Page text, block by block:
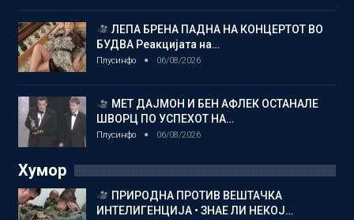
ЛЕПА БРЕНА ПАДНА НА КОНЦЕРТОТ ВО
БУДВА Реакцијата на…
Плусинфо 06/08/2026
МЕТ ДАЈМОН И БЕН АФЛЕК ОСТАНАЛЕ
ШВОРЦ ПО УСПЕХОТ НА…
Плусинфо 06/08/2026
Хумор
ПРИРОДНА ПРОТИВ ВЕШТАЧКА
ИНТЕЛИГЕНЦИЈА • ЗНАЕ ЛИ НЕКОЈ…